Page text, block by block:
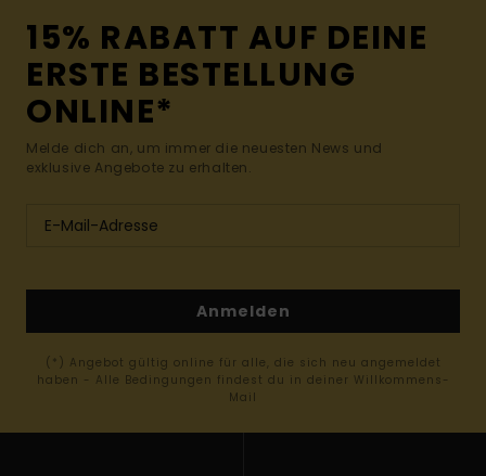
15% RABATT AUF DEINE
ERSTE BESTELLUNG
ONLINE*
Melde dich an, um immer die neuesten News und
exklusive Angebote zu erhalten.
Anmelden
(*) Angebot gültig online für alle, die sich neu angemeldet
haben - Alle Bedingungen findest du in deiner Willkommens-
Mail